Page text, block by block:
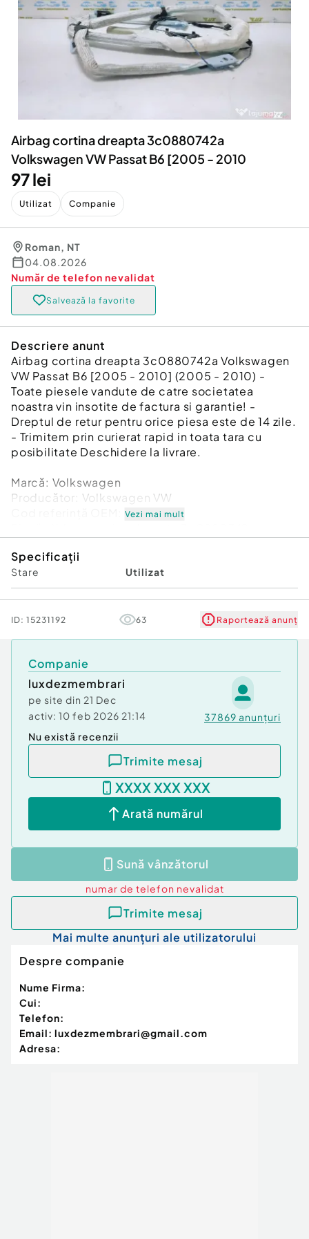
Servicii
Animale de companie
Afaceri și echipamente profesionale
Inchiriere Bunuri si Vehicule
Utilaje agricole si industriale
Piese auto si accesorii
Dacia Duster
Airbag cortina dreapta 3c0880742a
Volkswagen VW Passat B6 [2005 - 2010
97 lei
Utilizat Companie
Roman, NT
04.08.2026
Număr de telefon nevalidat
Salvează la favorite
Descriere anunt
Airbag cortina dreapta 3c0880742a Volkswagen
VW Passat B6 [2005 - 2010] (2005 - 2010) -
Toate piesele vandute de catre societatea
noastra vin insotite de factura si garantie! -
Dreptul de retur pentru orice piesa este de 14 zile.
- Trimitem prin curierat rapid in toata tara cu
posibilitate Deschidere la livrare.
Marcă: Volkswagen
Producător: Volkswagen VW
Cod referinţă OEM: 48693193
Vezi mai mult
Specificații
Stare Utilizat
ID: 15231192 63 Raportează anunț
Companie
luxdezmembrari
pe site din 21 Dec
activ: 10 feb 2026 21:14 37869 anunțuri
Nu există recenzii
Trimite mesaj
XXXX XXX XXX
Arată numărul
Sună vânzătorul
numar de telefon nevalidat
Trimite mesaj
Mai multe anunțuri ale utilizatorului
Despre companie
Nume Firma:
Cui:
Telefon:
Email: luxdezmembrari@gmail.com
Adresa: